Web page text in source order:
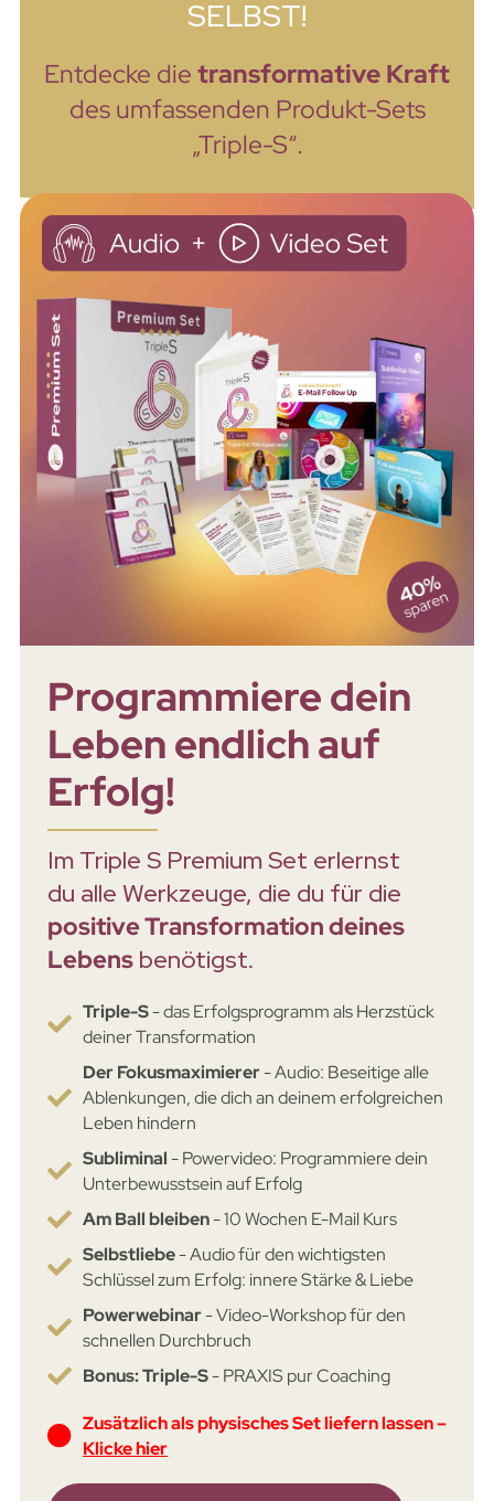
SELBST!
Entdecke die transformative Kraft
des umfassenden Produkt-Sets
„Triple-S“.
Programmiere dein
Leben endlich auf
Erfolg!
Im Triple S Premium Set erlernst
du alle Werkzeuge, die du für die
positive Transformation deines
Lebensbenötigst.
Triple-S- das Erfolgsprogramm als Herzstück
deiner Transformation
Der Fokusmaximierer- Audio: Beseitige alle
Ablenkungen, die dich an deinem erfolgreichen
Leben hindern
Subliminal- Powervideo: Programmiere dein
Unterbewusstsein auf Erfolg
Am Ball bleiben- 10 Wochen E-Mail Kurs
Selbstliebe- Audio für den wichtigsten
Schlüssel zum Erfolg: innere Stärke & Liebe
Powerwebinar- Video-Workshop für den
schnellen Durchbruch
Bonus: Triple-S- PRAXIS pur Coaching
Zusätzlich als physisches Set liefern lassen –
Klicke hier